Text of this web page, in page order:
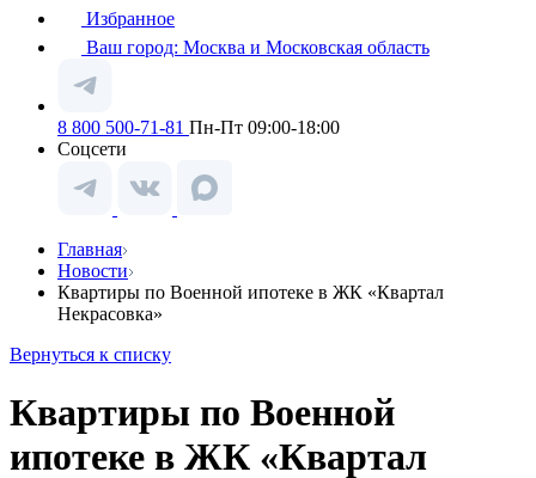
Избранное
Ваш город: Москва и Московская область
8 800 500-71-81 Пн-Пт 09:00-18:00
Соцсети
Главная
Новости
Квартиры по Военной ипотеке в ЖК «Квартал
Некрасовка»
Вернуться к списку
Квартиры по Военной
ипотеке в ЖК «Квартал